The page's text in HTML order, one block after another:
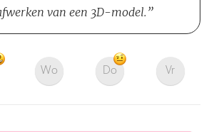
van een 3D-model.
Wo Do Vr